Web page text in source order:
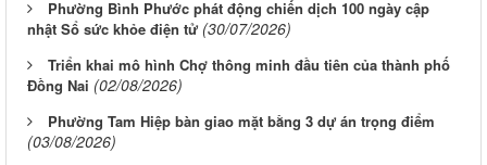
Phường Bình Phước phát động chiến dịch 100 ngày cập
nhật Sổ sức khỏe điện tử (30/07/2026)
Triển khai mô hình Chợ thông minh đầu tiên của thành phố
Đồng Nai (02/08/2026)
Phường Tam Hiệp bàn giao mặt bằng 3 dự án trọng điểm
(03/08/2026)